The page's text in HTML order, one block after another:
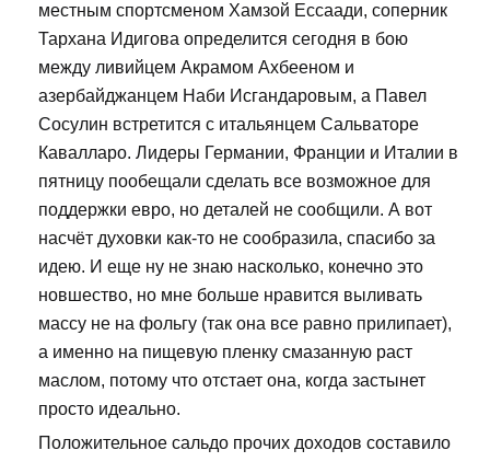
местным спортсменом Хамзой Ессаади, соперник
Тархана Идигова определится сегодня в бою
между ливийцем Акрамом Ахбееном и
азербайджанцем Наби Исгандаровым, а Павел
Сосулин встретится с итальянцем Сальваторе
Кавалларо. Лидеры Германии, Франции и Италии в
пятницу пообещали сделать все возможное для
поддержки евро, но деталей не сообщили. А вот
насчёт духовки как-то не сообразила, спасибо за
идею. И еще ну не знаю насколько, конечно это
новшество, но мне больше нравится выливать
массу не на фольгу (так она все равно прилипает),
а именно на пищевую пленку смазанную раст
маслом, потому что отстает она, когда застынет
просто идеально.
Положительное сальдо прочих доходов составило